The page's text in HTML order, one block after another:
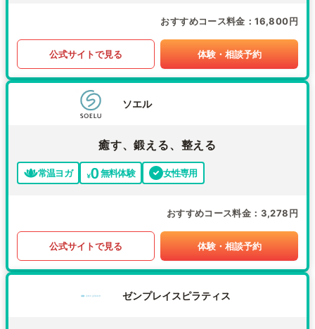
おすすめコース料金 16,800円
公式サイトで見る 体験・相談予約
ソエル
癒す、鍛える、整える
常温ヨガ 無料体験 女性専用
おすすめコース料金 3,278円
公式サイトで見る 体験・相談予約
ゼンプレイスピラティス